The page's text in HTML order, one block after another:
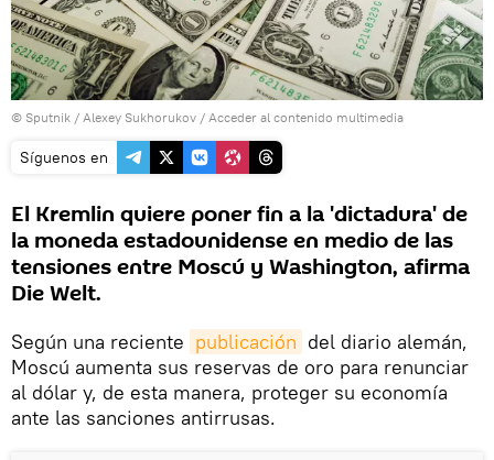
© Sputnik / Alexey Sukhorukov / Acceder al contenido multimedia
Síguenos en
El Kremlin quiere poner fin a la 'dictadura' de
la moneda estadounidense en medio de las
tensiones entre Moscú y Washington, afirma
Die Welt.
Según una reciente publicación del diario alemán,
Moscú aumenta sus reservas de oro para renunciar
al dólar y, de esta manera, proteger su economía
ante las sanciones antirrusas.